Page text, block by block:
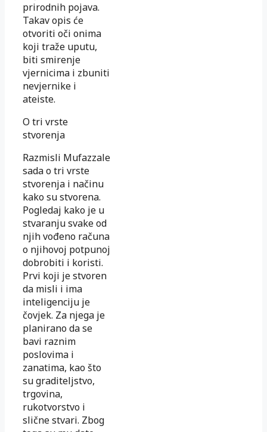
prirodnih pojava.
Takav opis će
otvoriti oči onima
koji traže uputu,
biti smirenje
vjernicima i zbuniti
nevjernike i
ateiste.
O tri vrste
stvorenja
Razmisli Mufazzale
sada o tri vrste
stvorenja i načinu
kako su stvorena.
Pogledaj kako je u
stvaranju svake od
njih vođeno računa
o njihovoj potpunoj
dobrobiti i koristi.
Prvi koji je stvoren
da misli i ima
inteligenciju je
čovjek. Za njega je
planirano da se
bavi raznim
poslovima i
zanatima, kao što
su graditeljstvo,
trgovina,
rukotvorstvo i
slične stvari. Zbog